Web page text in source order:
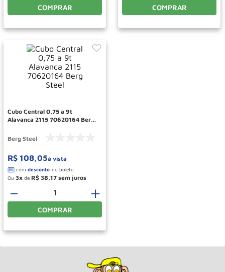
COMPRAR COMPRAR
Cubo Central 0,75 a 9t
Alavanca 2115 70620164 Berg
Berg Steel
R$ 108,05à vista
Ou 3 de R$ 38 17
＋
－
COMPRAR